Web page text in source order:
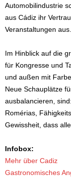
Automobilindustrie
aus Cádiz ihr
Veranstaltungen aus.
Im Hinblick auf die
für Kongresse und
und außen mit
Neue Schauplätze
ausbalancieren,
Romérias,
Gewissheit, dass
Infobox:
Mehr über Cadiz
Gastronomisches